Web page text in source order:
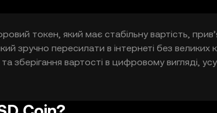
токен, який має стабільну вартість,
зручно пересилати в інтернеті без
зберігання вартості в цифровому вигляді,
словами: це інструмент для швидких,